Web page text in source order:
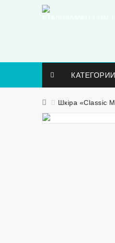
КАТЕГОРИИ
Шкіра «Classic